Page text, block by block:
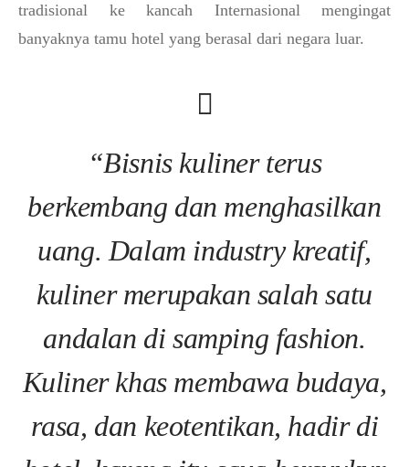
tradisional ke kancah Internasional mengingat
banyaknya tamu hotel yang berasal dari negara luar.
“Bisnis kuliner terus
berkembang dan menghasilkan
uang. Dalam industry kreatif,
kuliner merupakan salah satu
andalan di samping fashion.
Kuliner khas membawa budaya,
rasa, dan keotentikan, hadir di